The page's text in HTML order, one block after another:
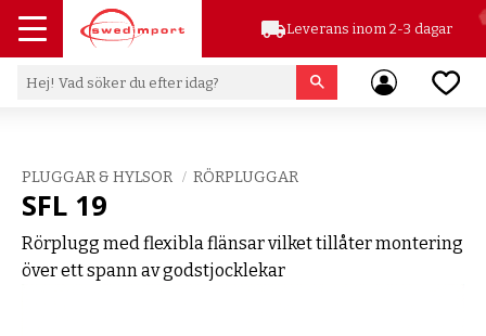
Meny
local_shippingLeverans inom 2-3 dagar
PLUGGAR & HYLSOR RÖRPLUGGAR
SFL 19
Rörplugg med flexibla flänsar vilket tillåter montering
över ett spann av godstjocklekar